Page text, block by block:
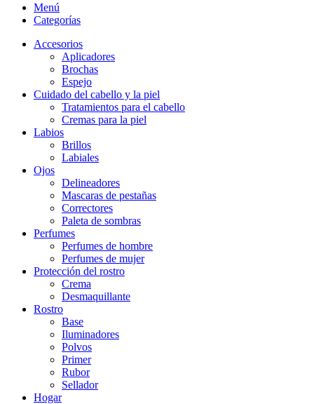
Menú
Categorías
Accesorios
Aplicadores
Brochas
Espejo
Cuidado del cabello y la piel
Tratamientos para el cabello
Cremas para la piel
Labios
Brillos
Labiales
Ojos
Delineadores
Mascaras de pestañas
Correctores
Paleta de sombras
Perfumes
Perfumes de hombre
Perfumes de mujer
Protección del rostro
Crema
Desmaquillante
Rostro
Base
Iluminadores
Polvos
Primer
Rubor
Sellador
Hogar